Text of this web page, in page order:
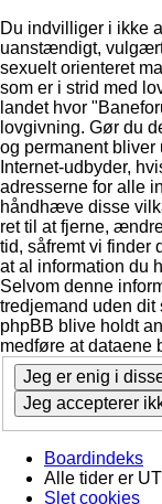
Du indvilliger i ikke
uanstændigt,
sexuelt orienteret
som er i strid med
landet hvor
lovgivning. Gør du
og permanent bliver
Internet-udbyder,
adresserne for alle
håndhæve disse
ret til at fjerne,
tid, såfremt vi finder
at al information du
Selvom denne
tredjemand uden dit
phpBB blive holdt
medføre at dataene
Boardindeks
Alle tider er
Slet cookies